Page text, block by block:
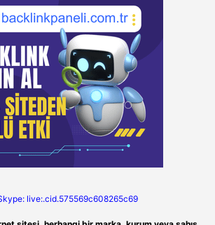
live:.cid.575569c608265c69